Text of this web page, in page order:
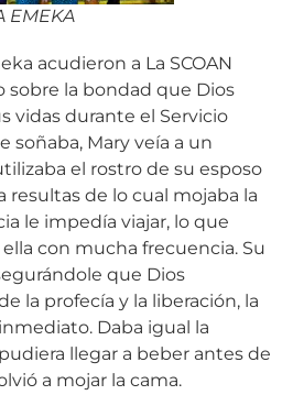
EMEKA
acudieron a La SCOAN
sobre la bondad que Dios
vidas durante el Servicio
soñaba, Mary veía a un
el rostro de su esposo
resultas de lo cual mojaba la
le impedía viajar, lo que
con mucha frecuencia. Su
que Dios
la profecía y la liberación, la
Daba igual la
llegar a beber antes de
a mojar la cama.